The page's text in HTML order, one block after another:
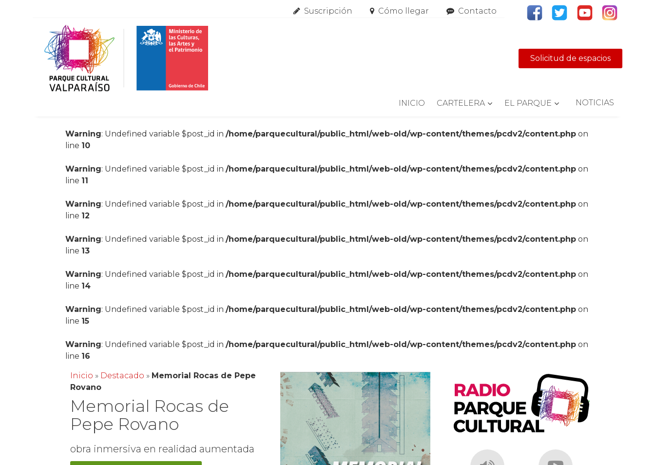
Suscripción Cómo llegar Contacto
Solicitud de espacios
INICIO CARTELERA EL PARQUE NOTICIAS
Warning: Undefined variable $post_id in/home/parquecultural/public_html/web-old/wp-content/themes/pcdv2/content.php on
line 10
Warning: Undefined variable $post_id in/home/parquecultural/public_html/web-old/wp-content/themes/pcdv2/content.php on
line 11
Warning: Undefined variable $post_id in/home/parquecultural/public_html/web-old/wp-content/themes/pcdv2/content.php on
line 12
Warning: Undefined variable $post_id in/home/parquecultural/public_html/web-old/wp-content/themes/pcdv2/content.php on
line 13
Warning: Undefined variable $post_id in/home/parquecultural/public_html/web-old/wp-content/themes/pcdv2/content.php on
line 14
Warning: Undefined variable $post_id in/home/parquecultural/public_html/web-old/wp-content/themes/pcdv2/content.php on
line 15
Warning: Undefined variable $post_id in/home/parquecultural/public_html/web-old/wp-content/themes/pcdv2/content.php on
line 16
Inicio » Destacado » Memorial Rocas de Pepe
Rovano
Memorial Rocas de
Pepe Rovano
obra inmersiva en realidad aumentada